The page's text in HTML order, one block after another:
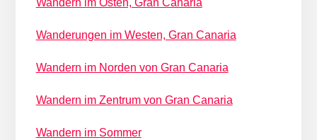
Wandern im Osten, Gran Canaria
Wanderungen im Westen, Gran Canaria
Wandern im Norden von Gran Canaria
Wandern im Zentrum von Gran Canaria
Wandern im Sommer